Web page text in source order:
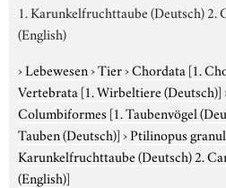
1. Karunkelfruchttaube (Deutsch) 2.
(English)
›Lebewesen›Tier›Chordata [1.
Vertebrata [1. Wirbeltiere (Deutsch)]
Columbiformes [1. Taubenvögel
Tauben (Deutsch)]›Ptilinopus
Karunkelfruchttaube (Deutsch) 2.
(English)]